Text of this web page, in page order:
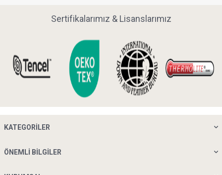
Sertifikalarımız & Lisanslarımız
KATEGORILER
ÖNEMLI BILGILER